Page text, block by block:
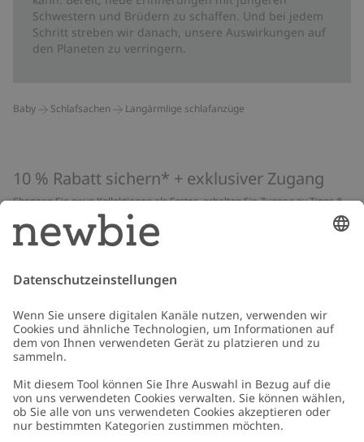
Schwestern und Brüdern zu schaffen. Und bei jedem
Schritt streben wir danach, unsere Auswirkungen auf
den Planeten zu verringern.
Baby Schlafsachen Langärmlige schlafanzüge
10 % Rabatt sichern* + exklusiver Zugang
Shoppen Sie neue Kollektionen als Erstes, erhalten Sie Zugang zu Tipps &
Guides und profitieren Sie von exklusiven Angeboten
*Gilt nur für deine erste Bestellung und ist nicht mit anderen Rabatten
oder Angeboten kombinierbar. Gilt nicht für limitierte Artikel. Lies unsere
Schicken